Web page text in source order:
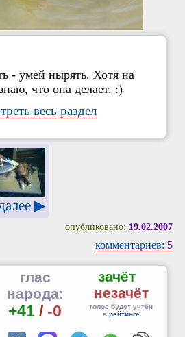
- умей нырять. Хотя на
что она делает. :)
весь раздел
▶
опубликовано: 19.02.2007
комментариев: 5
глас
народа:
+41 / -0
зачёт
незачёт
голос будет учтён
в рейтинге